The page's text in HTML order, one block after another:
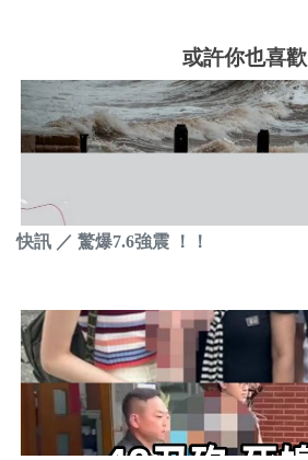
或許你也喜歡
快訊 ／ 驚爆7.6強震 ！！